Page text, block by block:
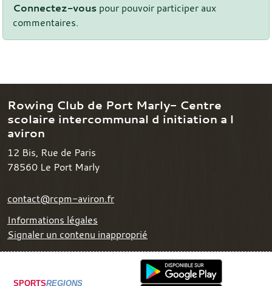
Connectez-vous pour pouvoir participer aux
commentaires.
Rowing Club de Port Marly- Centre
scolaire intercommunal d initiation a l
aviron
12 Bis, Rue de Paris
78560 Le Port Marly
contact@rcpm-aviron.fr
Informations légales
Signaler un contenu inapproprié
SPORTSREGIONS